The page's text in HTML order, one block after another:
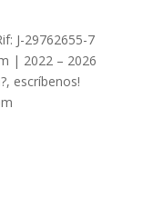
J-29762655-7
| 2022 – 2026
escríbenos!